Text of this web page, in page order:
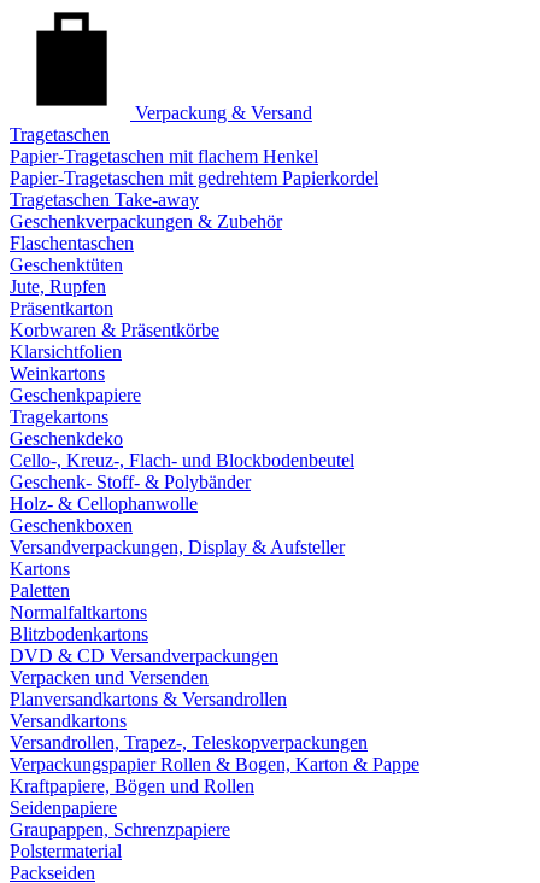
Verpackung & Versand
Tragetaschen
Papier-Tragetaschen mit flachem Henkel
Papier-Tragetaschen mit gedrehtem Papierkordel
Tragetaschen Take-away
Geschenkverpackungen & Zubehör
Flaschentaschen
Geschenktüten
Jute, Rupfen
Präsentkarton
Korbwaren & Präsentkörbe
Klarsichtfolien
Weinkartons
Geschenkpapiere
Tragekartons
Geschenkdeko
Cello-, Kreuz-, Flach- und Blockbodenbeutel
Geschenk- Stoff- & Polybänder
Holz- & Cellophanwolle
Geschenkboxen
Versandverpackungen, Display & Aufsteller
Kartons
Paletten
Normalfaltkartons
Blitzbodenkartons
DVD & CD Versandverpackungen
Verpacken und Versenden
Planversandkartons & Versandrollen
Versandkartons
Versandrollen, Trapez-, Teleskopverpackungen
Verpackungspapier Rollen & Bogen, Karton & Pappe
Kraftpapiere, Bögen und Rollen
Seidenpapiere
Graupappen, Schrenzpapiere
Polstermaterial
Packseiden